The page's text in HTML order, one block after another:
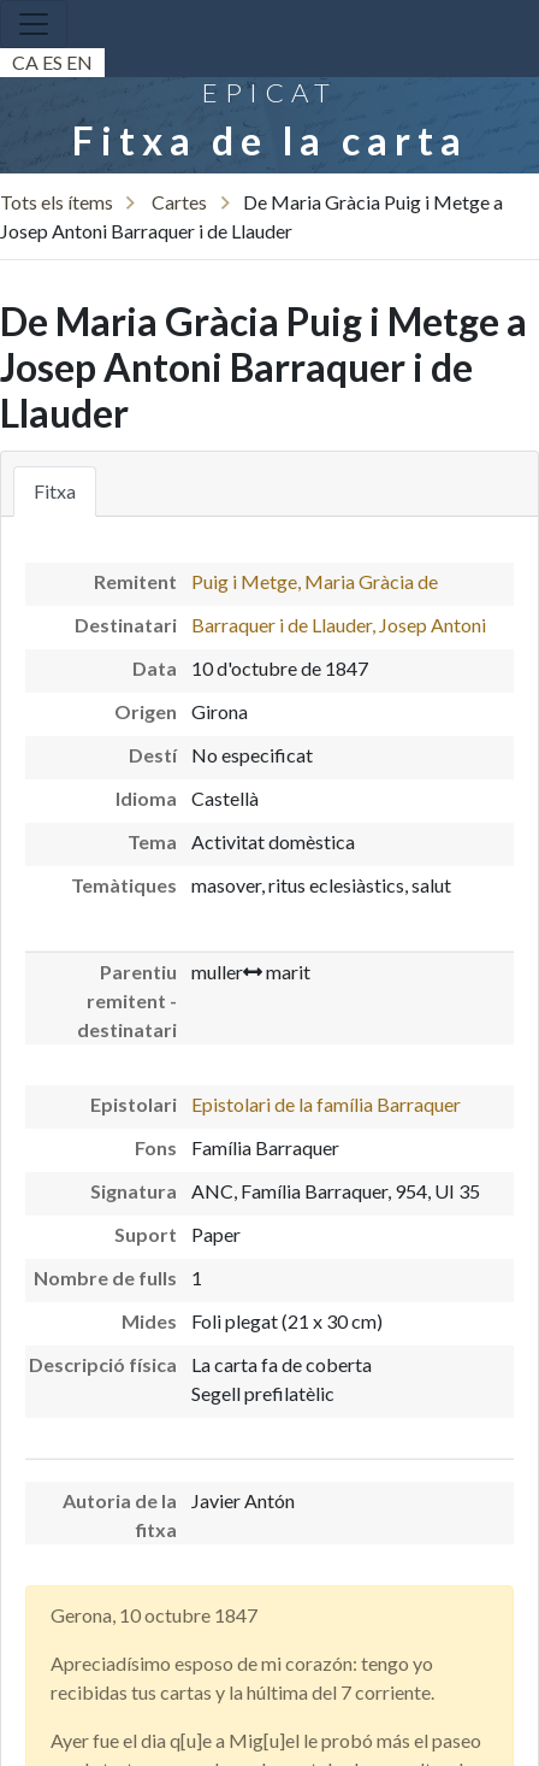
CA ES EN
EPICAT
Fitxa de la carta
Tots els ítems Cartes
De Maria Gràcia Puig i Metge a
Josep Antoni Barraquer i de Llauder
De Maria Gràcia Puig i Metge a
Josep Antoni Barraquer i de
Llauder
Fitxa
Remitent
Puig i Metge, Maria Gràcia de
Destinatari
Barraquer i de Llauder, Josep Antoni
Data
10 d'octubre de 1847
Origen
Girona
Destí
No especificat
Idioma
Castellà
Tema
Activitat domèstica
Temàtiques
masover, ritus eclesiàstics, salut
Parentiu
remitent -
destinatari
muller marit
Epistolari
Epistolari de la família Barraquer
Fons
Família Barraquer
Signatura
ANC, Família Barraquer, 954, UI 35
Suport
Paper
Nombre de fulls
1
Mides
Foli plegat (21 x 30 cm)
Descripció física
La carta fa de coberta
Segell prefilatèlic
Autoria de la
fitxa
Javier Antón
Gerona, 10 octubre 1847
Apreciadísimo esposo de mi corazón: tengo yo
recibidas tus cartas y la húltima del 7 corriente.
Ayer fue el dia q[u]e a Mig[u]el le probó más el paseo